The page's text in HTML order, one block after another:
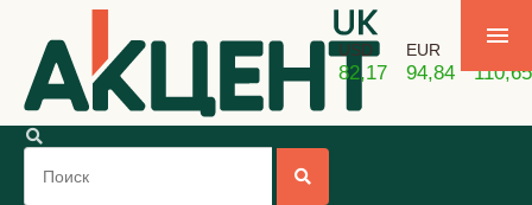
USD
82,17
EUR
94,84 110,65